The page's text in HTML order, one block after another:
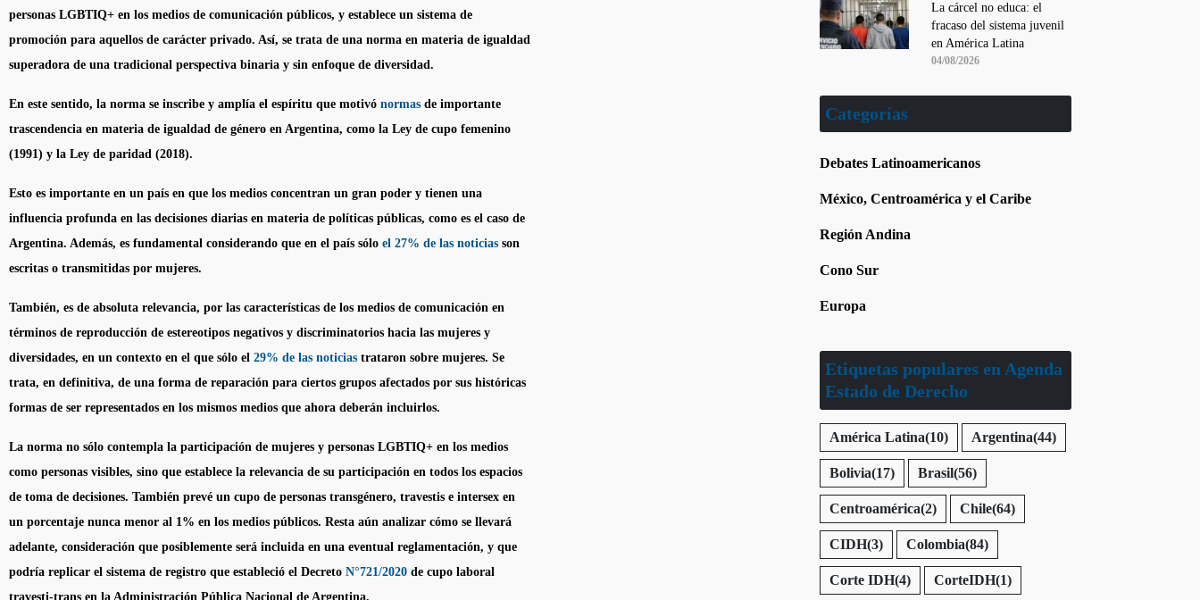
personas LGBTIQ+ en los medios de comunicación públicos, y establece un sistema de
promoción para aquellos de carácter privado. Así, se trata de una norma en materia de igualdad
superadora de una tradicional perspectiva binaria y sin enfoque de diversidad.
En este sentido, la norma se inscribe y amplía el espíritu que motivó normas de importante
trascendencia en materia de igualdad de género en Argentina, como la Ley de cupo femenino
(1991) y la Ley de paridad (2018).
Esto es importante en un país en que los medios concentran un gran poder y tienen una
influencia profunda en las decisiones diarias en materia de políticas públicas, como es el caso de
Argentina. Además, es fundamental considerando que en el país sólo el 27% de las noticias son
escritas o transmitidas por mujeres.
También, es de absoluta relevancia, por las características de los medios de comunicación en
términos de reproducción de estereotipos negativos y discriminatorios hacia las mujeres y
diversidades, en un contexto en el que sólo el 29% de las noticias trataron sobre mujeres. Se
trata, en definitiva, de una forma de reparación para ciertos grupos afectados por sus históricas
formas de ser representados en los mismos medios que ahora deberán incluirlos.
La norma no sólo contempla la participación de mujeres y personas LGBTIQ+ en los medios
como personas visibles, sino que establece la relevancia de su participación en todos los espacios
de toma de decisiones. También prevé un cupo de personas transgénero, travestis e intersex en
un porcentaje nunca menor al 1% en los medios públicos. Resta aún analizar cómo se llevará
adelante, consideración que posiblemente será incluida en una eventual reglamentación, y que
podría replicar el sistema de registro que estableció el Decreto N°721/2020 de cupo laboral
travesti-trans en la Administración Pública Nacional de Argentina.
La cárcel no educa: el
fracaso del sistema juvenil
en América Latina
04/08/2026
Categorías
Debates Latinoamericanos
México, Centroamérica y el Caribe
Región Andina
Cono Sur
Europa
Etiquetas populares en Agenda
Estado de Derecho
América Latina(10) Argentina(44)
Bolivia(17) Brasil(56)
Centroamérica(2) Chile(64)
CIDH(3) Colombia(84)
Corte IDH(4) CorteIDH(1)